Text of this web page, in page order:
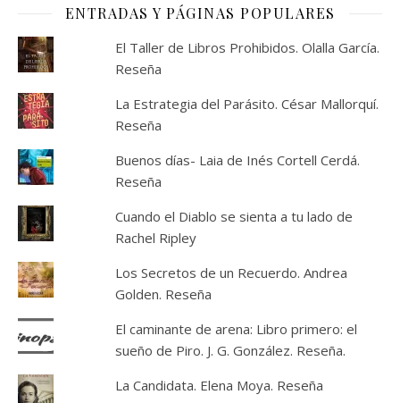
ENTRADAS Y PÁGINAS POPULARES
El Taller de Libros Prohibidos. Olalla García.
Reseña
La Estrategia del Parásito. César Mallorquí.
Reseña
Buenos días- Laia de Inés Cortell Cerdá.
Reseña
Cuando el Diablo se sienta a tu lado de
Rachel Ripley
Los Secretos de un Recuerdo. Andrea
Golden. Reseña
El caminante de arena: Libro primero: el
sueño de Piro. J. G. González. Reseña.
La Candidata. Elena Moya. Reseña